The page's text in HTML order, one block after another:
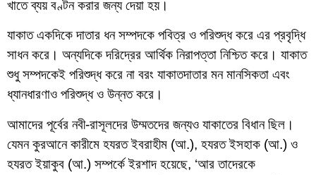
খাতে ব্যয় বণ্টন করার জন্য দেয়া হয়।
যাকাত একদিকে দাতার ধন সম্পদকে পবিত্র ও পরিশুদ্ধ করে এর প্রবৃদ্ধি
সাধন করে। অন্যদিকে দরিদ্রের আর্থিক নিরাপত্তা নিশ্চিত করে। যাকাত
শুধু সম্পদকেই পরিশুদ্ধ করে না বরং যাকাতদাতার মন মানসিকতা এবং
ধ্যানধারণাও পরিশুদ্ধ ও উন্নত করে।
আমাদের পূর্বের নবী-রাসূলদের উম্মতদের জন্যও যাকাতের বিধান ছিল।
যেমন কুরআনে কারীমে হযরত ইবরাহীম (আ.), হযরত ইসহাক (আ.) ও
হযরত ইয়াকুব (আ.) সম্পর্কে ইরশাদ হয়েছে, ‘আর তাদেরকে